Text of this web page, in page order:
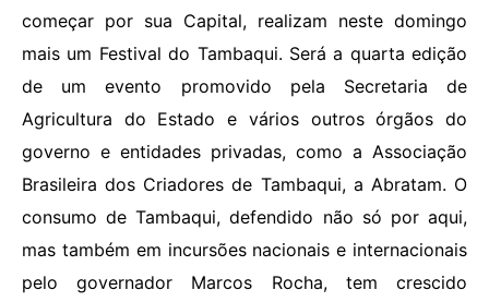
começar por sua Capital, realizam neste domingo
mais um Festival do Tambaqui. Será a quarta edição
de um evento promovido pela Secretaria de
Agricultura do Estado e vários outros órgãos do
governo e entidades privadas, como a Associação
Brasileira dos Criadores de Tambaqui, a Abratam. O
consumo de Tambaqui, defendido não só por aqui,
mas também em incursões nacionais e internacionais
pelo governador Marcos Rocha, tem crescido